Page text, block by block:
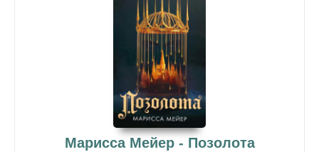
Марисса Мейер - Позолота